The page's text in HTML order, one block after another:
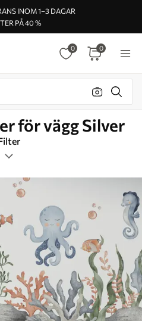
INOM 1–3 DAGAR
PÅ 40 %
0 0
för vägg Silver
Silver
allt